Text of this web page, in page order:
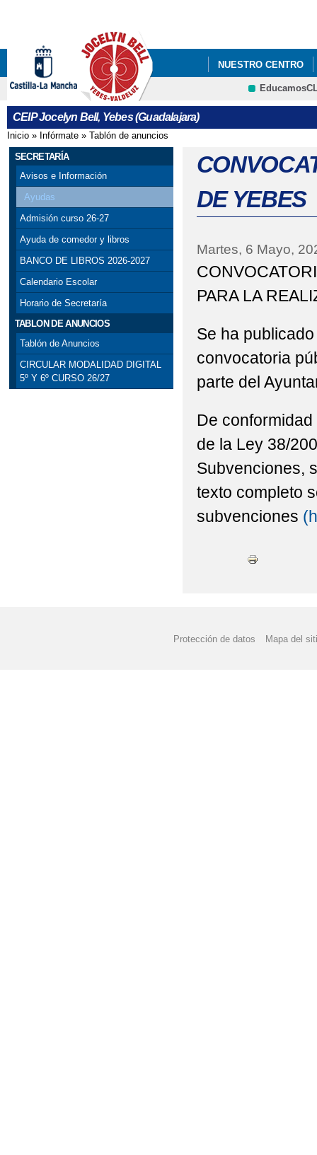
NUESTRO CENTRO
EDUCACIÓN
CEIP Jocelyn Bell, Yebes (Guadalajara)
Se encuentra usted aquí
Inicio » Infórmate » Tablón de anuncios
SECRETARÍA
Avisos e Información
Ayudas
Admisión curso 26-27
Ayuda de comedor y libros
BANCO DE LIBROS 2026-2027
Calendario Escolar
Horario de Secretaría
TABLON DE ANUNCIOS
Tablón de Anuncios
CIRCULAR MODALIDAD DIGITAL
5º Y 6º CURSO 26/27
DE YEBES
Martes, 6 Mayo,
PARA LA
Se ha
convocatoria
parte del
De
de la Ley 38/
Subvenciones,
texto completo
subvenciones
Protección de datos Mapa del